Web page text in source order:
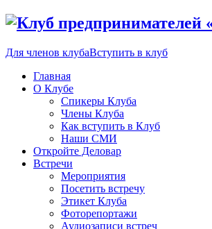
Для членов клубаВступить в клуб
Главная
О Клубе
Спикеры Клуба
Члены Клуба
Как вступить в Клуб
Наши СМИ
Откройте Деловар
Встречи
Мероприятия
Посетить встречу
Этикет Клуба
Фоторепортажи
Аудиозаписи встреч